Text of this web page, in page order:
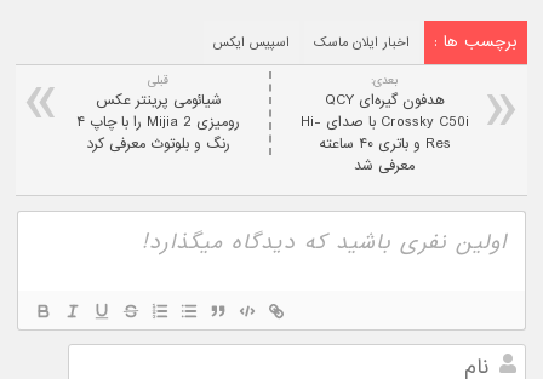
برچسب ها : اخبار ایلان ماسک اسپیس ایکس
قبلی
شیائومی پرینتر عکس
رومیزی Mijia 2 را با چاپ ۴
رنگ و بلوتوث معرفی کرد
بعدی:
هدفون گیره‌ای QCY
Crossky C50i با صدای Hi-
Res و باتری ۴۰ ساعته
معرفی شد